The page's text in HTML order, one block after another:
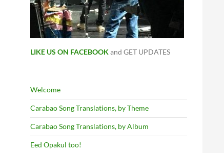
LIKE US ON FACEBOOKand GET UPDATES
Welcome
Carabao Song Translations, by Theme
Carabao Song Translations, by Album
Eed Opakul too!